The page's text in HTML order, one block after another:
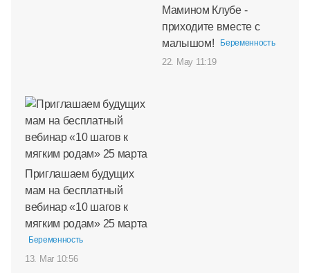
Мамином Клубе -
приходите вместе с
малышом!
Беременность
22. May 11:19
Приглашаем будущих
мам на бесплатный
вебинар «10 шагов к
мягким родам» 25 марта
Беременность
13. Mar 10:56